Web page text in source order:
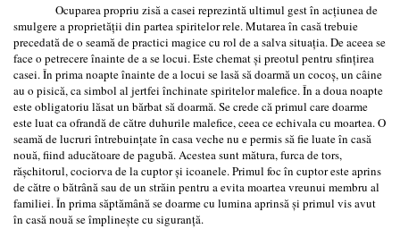
Ocuparea propriu zisă a casei reprezintă ultimul gest în acțiunea de
smulgere a proprietății din partea spiritelor rele. Mutarea în casă trebuie
precedată de o seamă de practici magice cu rol de a salva situația. De aceea se
face o petrecere înainte de a se locui. Este chemat și preotul pentru sfințirea
casei. În prima noapte înainte de a locui se lasă să doarmă un cocoș, un câine
au o pisică, ca simbol al jertfei închinate spiritelor malefice. În a doua noapte
este obligatoriu lăsat un bărbat să doarmă. Se crede că primul care doarme
este luat ca ofrandă de către duhurile malefice, ceea ce echivala cu moartea. O
seamă de lucruri întrebuințate în casa veche nu e permis să fie luate în casă
nouă, fiind aducătoare de pagubă. Acestea sunt mătura, furca de tors,
rășchitorul, cociorva de la cuptor și icoanele. Primul foc în cuptor este aprins
de către o bătrână sau de un străin pentru a evita moartea vreunui membru al
familiei. În prima săptămână se doarme cu lumina aprinsă și primul vis avut
în casă nouă se împlinește cu siguranță.